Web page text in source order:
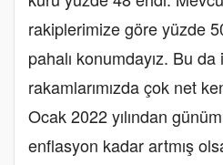
rakiplerimize göre yüzde
pahalı konumdayız. Bu
rakamlarımızda çok net
Ocak 2022 yılından
enflasyon kadar artmış